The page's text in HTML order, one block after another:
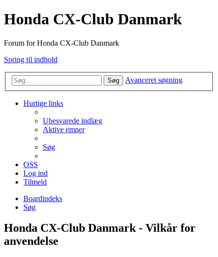
Honda CX-Club Danmark
Forum for Honda CX-Club Danmark
Spring til indhold
Søg Avanceret søgning
Hurtige links
Ubesvarede indlæg
Aktive emner
Søg
OSS
Log ind
Tilmeld
Boardindeks
Søg
Honda CX-Club Danmark - Vilkår for
anvendelse